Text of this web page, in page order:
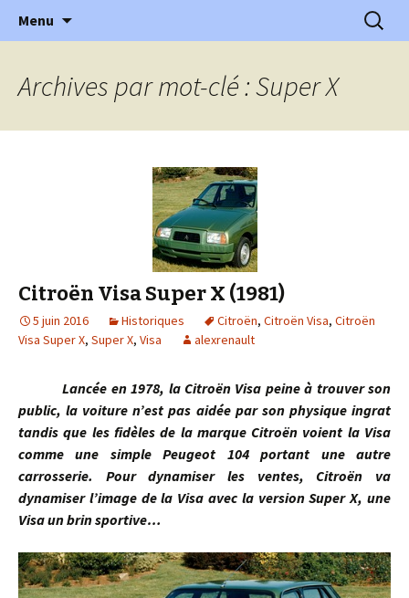
l'Automobile Ancienne
l'automobile ancienne : articles, historiques
…
Menu
Archives par mot-clé : Super X
Citroën Visa Super X (1981)
5 juin 2016 Historiques Citroën, Citroën Visa, Citroën
Visa Super X, Super X, Visa alexrenault
Lancée en 1978, la Citroën Visa peine à trouver son
public, la voiture n’est pas aidée par son physique ingrat
tandis que les fidèles de la marque Citroën voient la Visa
comme une simple Peugeot 104 portant une autre
carrosserie. Pour dynamiser les ventes, Citroën va
dynamiser l’image de la Visa avec la version Super X, une
Visa un brin sportive…